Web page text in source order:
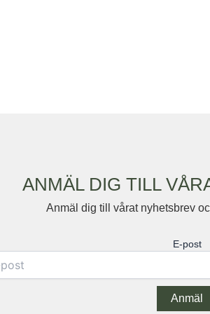
ANMÄL DIG TILL
Anmäl dig till vårat nyhetsbrev
E-post
Anmäl